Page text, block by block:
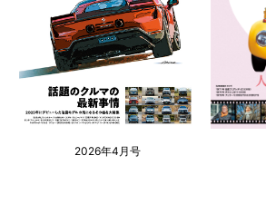
2026年4月号